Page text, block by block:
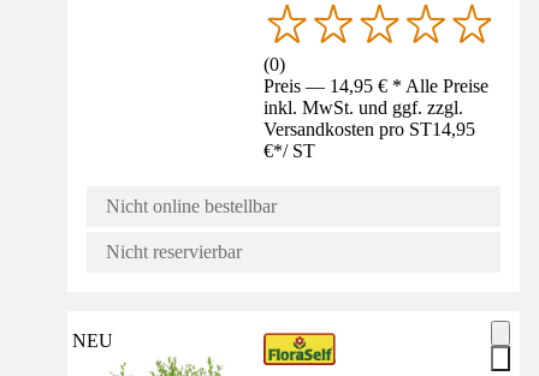
(0)
Preis — 14,95 € * Alle Preise
inkl. MwSt. und ggf. zzgl.
Versandkosten pro ST14,95
€*/ ST
Nicht online bestellbar
Nicht reservierbar
NEU